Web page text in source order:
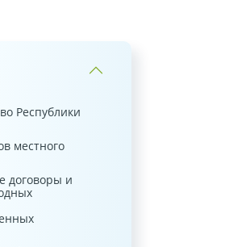
Республики
местного
договоры и